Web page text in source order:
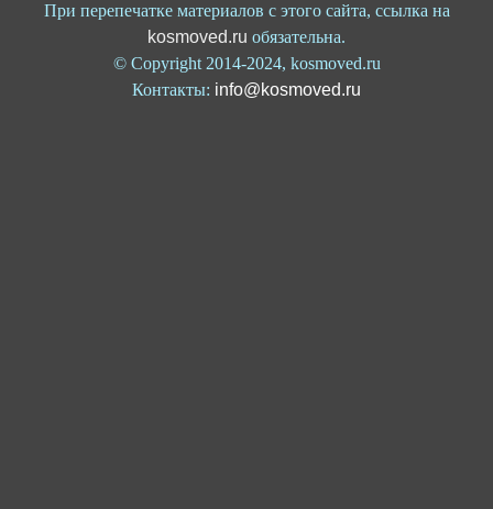
При перепечатке материалов с этого сайта, ссылка на
kosmoved.ru обязательна.
© Copyright 2014-2024, kosmoved.ru
Контакты: info@kosmoved.ru